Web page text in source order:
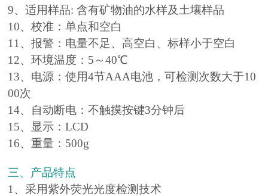
9、适用样品: 含有矿物油的水样及土壤样品
10、校准：单点和空白
11、报警：电量不足、高空白、标样小于空白
12、环境温度：5～40℃
13、电源：使用4节AAA电池，可检测次数大于10
00次
14、自动断电：不触摸按键3分钟后
15、显示：LCD
16、重量：500g
三、产品特点
1、采用紫外荧光光度检测技术